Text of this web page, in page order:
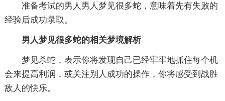
准备考试的男人男人梦见很多蛇，意味着先有失败的
经验后成功录取。
男人梦见很多蛇的相关梦境解析
梦见杀蛇，表示你将发现自己已经牢牢地抓住每个机
会来提高利润，或关注别人成功的操作，你将感受到战胜
敌人的快乐。